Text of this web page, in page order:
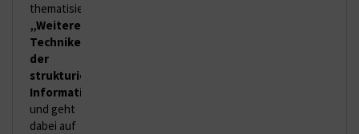
thematisiert
„Weitere
Techniken
der
strukturierten
Informationssammlung“
und geht
dabei auf